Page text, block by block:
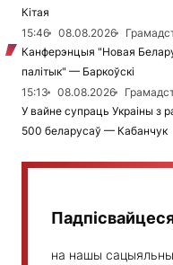
Кітая
15:46
08.08.2026
Канферэнцыя "Новая
палітык" — Баркоўскі
15:13
08.08.2026
У вайне супраць Украіны з
500 беларусаў — Кабанчук
на нашы